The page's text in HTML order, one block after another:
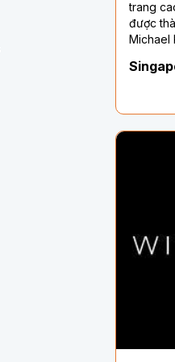
trang
được
Michael
phẩm
với việc
dịch
diện